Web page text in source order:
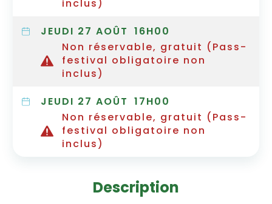
inclus)
JEUDI 27 AOÛT 16H00
Non réservable, gratuit (Pass-
festival obligatoire non
inclus)
JEUDI 27 AOÛT 17H00
Non réservable, gratuit (Pass-
festival obligatoire non
inclus)
Description